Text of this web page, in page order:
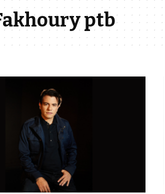
ptb